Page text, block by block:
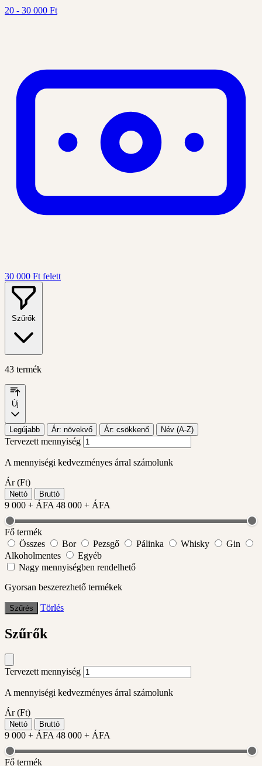
20 - 30 000 Ft
30 000 Ft felett
Szűrők
43 termék
Új
Legújabb Ár: növekvő Ár: csökkenő Név (A-Z)
Tervezett mennyiség
A mennyiségi kedvezményes árral számolunk
Ár (Ft)
Nettó Bruttó
9 000 + ÁFA 48 000 + ÁFA
Fő termék
Összes
Bor Pezsgő Pálinka Whisky
Gin
Alkoholmentes
Egyéb
Nagy mennyiségben rendelhető
Gyorsan beszerezhető termékek
Szűrés Törlés
Szűrők
Tervezett mennyiség
A mennyiségi kedvezményes árral számolunk
Ár (Ft)
Nettó Bruttó
9 000 + ÁFA 48 000 + ÁFA
Fő termék